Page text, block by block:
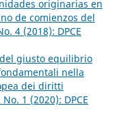
originarias en
de comienzos del
4 (2018): DPCE
giusto equilibrio
nella
dei diritti
1 (2020): DPCE